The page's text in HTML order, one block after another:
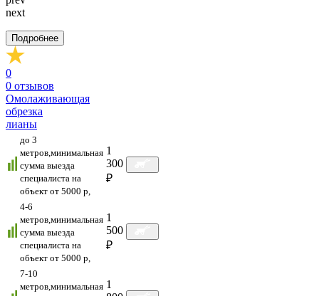
next
Подробнее
0
0 отзывов
Омолаживающая
обрезка
лианы
до 3
метров,минимальная
сумма выезда
специалиста на
объект от 5000 р,
1
300
₽
4-6
метров,минимальная
сумма выезда
специалиста на
объект от 5000 р,
1
500
₽
7-10
метров,минимальная 1